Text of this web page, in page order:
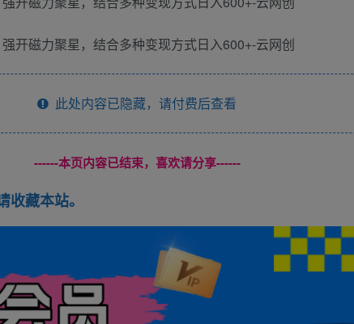
此处内容已隐藏，请付费后查看
------本页内容已结束，喜欢请分享------
藏本站。